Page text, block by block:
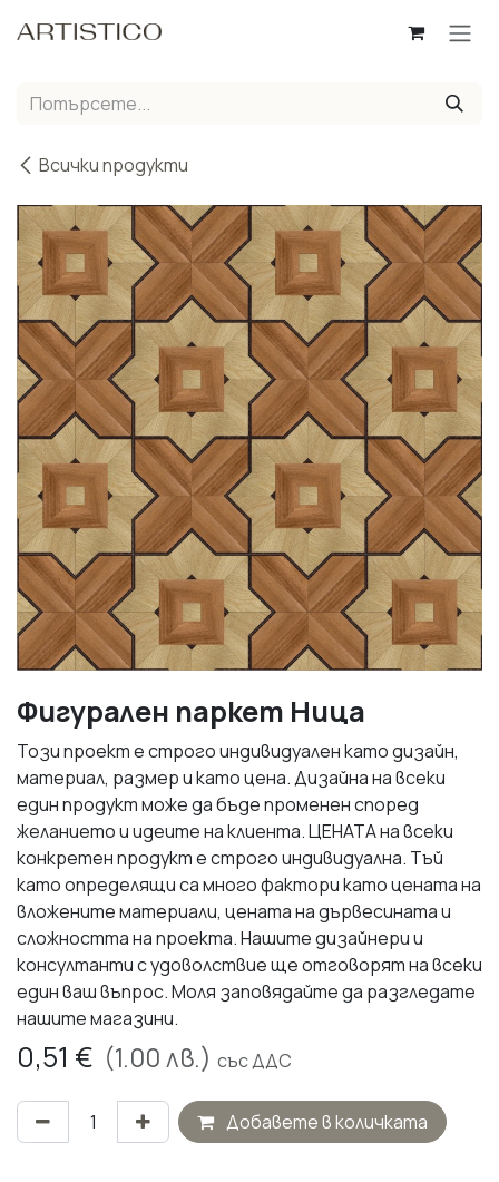
Всички продукти
Фигурален паркет Ница
Този проект е строго индивидуален като дизайн,
материал, размер и като цена. Дизайна на всеки
един продукт може да бъде променен според
желанието и идеите на клиента. ЦЕНАТА на всеки
конкретен продукт е строго индивидуална. Тъй
като определящи са много фактори като цената на
вложените материали, цената на дървесината и
сложността на проекта. Нашите дизайнери и
консултанти с удоволствие ще отговорят на всеки
един ваш въпрос. Моля заповядайте да разгледате
нашите магазини.
0,51 € (1.00лв.) със ДДС
Добавете в количката